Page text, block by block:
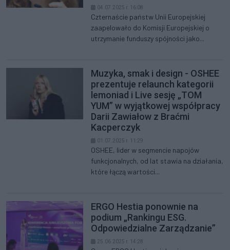
04.07.2025 r. 16:08
Czternaście państw Unii Europejskiej
zaapelowało do Komisji Europejskiej o
utrzymanie funduszy spójności jako...
Muzyka, smak i design - OSHEE
prezentuje relaunch kategorii
lemoniad i Live sesję „TOM
YUM” w wyjątkowej współpracy
Darii Zawiałow z Braćmi
Kacperczyk
01.07.2025 r. 11:29
OSHEE, lider w segmencie napojów
funkcjonalnych, od lat stawia na działania,
które łączą wartości...
ERGO Hestia ponownie na
podium „Rankingu ESG.
Odpowiedzialne Zarządzanie”
25.06.2025 r. 14:28